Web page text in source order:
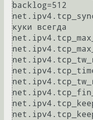
backlog=512
куки всегда